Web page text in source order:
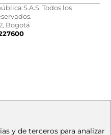
S.A.S. Todos los
Bogotá
y de terceros para analizar